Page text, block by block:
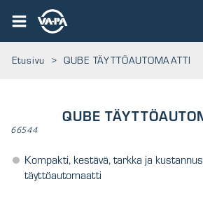
Etusivu > QUBE TÄYTTÖAUTOMAATTI
QUBE
66544
Kompakti, kestävä, tarkka ja
täyttöautomaatti